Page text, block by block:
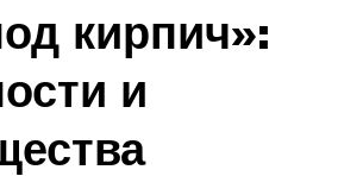
кирпич»:
и